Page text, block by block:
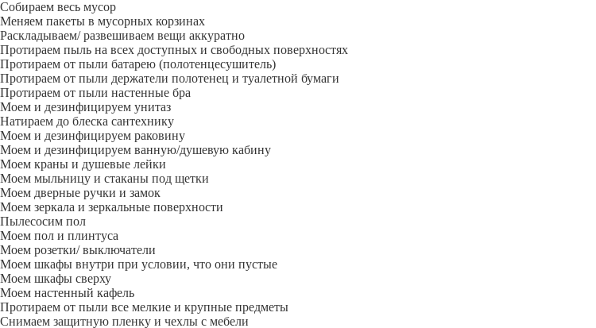
Собираем весь мусор
Меняем пакеты в мусорных корзинах
Раскладываем/ развешиваем вещи аккуратно
Протираем пыль на всех доступных и свободных поверхностях
Протираем от пыли батарею (полотенцесушитель)
Протираем от пыли держатели полотенец и туалетной бумаги
Протираем от пыли настенные бра
Моем и дезинфицируем унитаз
Натираем до блеска сантехнику
Моем и дезинфицируем раковину
Моем и дезинфицируем ванную/душевую кабину
Моем краны и душевые лейки
Моем мыльницу и стаканы под щетки
Моем дверные ручки и замок
Моем зеркала и зеркальные поверхности
Пылесосим пол
Моем пол и плинтуса
Моем розетки/ выключатели
Моем шкафы внутри при условии, что они пустые
Моем шкафы сверху
Моем настенный кафель
Протираем от пыли все мелкие и крупные предметы
Снимаем защитную пленку и чехлы с мебели